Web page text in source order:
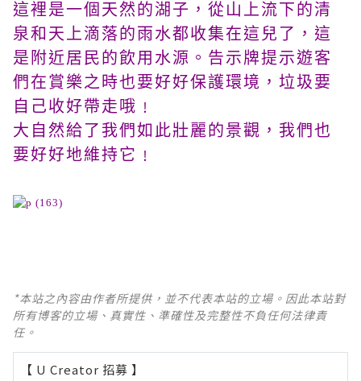
這裡是一個天然的湖子，從山上流下的清
泉和天上滴落的雨水都收集在這兒了，這
是附近居民的飲用水源。告示牌提示遊客
們在賞樂之時也要好好保護環境，垃圾要
自己收好帶走哦﹗
大自然給了我們如此壯麗的景觀，我們也
要好好地維持它﹗
*本站之內容由作者所提供，並不代表本站的立場。因此本站對
所有博客的立場、真實性、準確性及完整性不負任何法律責
任。
【 U Creator 招募 】